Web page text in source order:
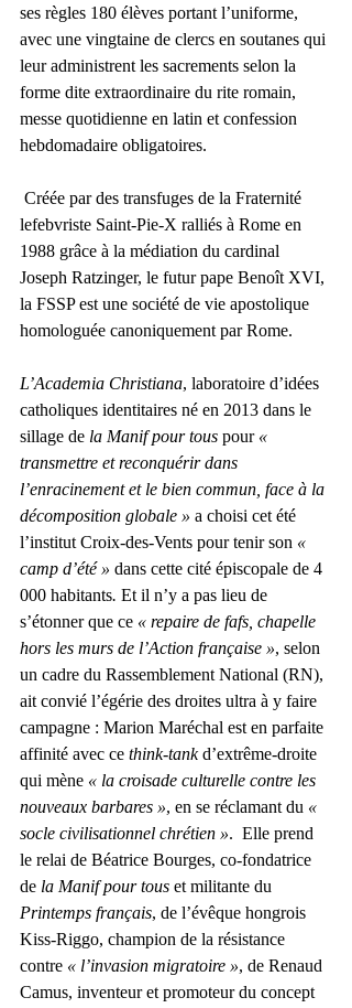
ses règles 180 élèves portant l’uniforme,
avec une vingtaine de clercs en soutanes qui
leur administrent les sacrements selon la
forme dite extraordinaire du rite romain,
messe quotidienne en latin et confession
hebdomadaire obligatoires.
lefebvriste Saint-Pie-X ralliés à Rome en
1988 grâce à la médiation du cardinal
Joseph Ratzinger, le futur pape Benoît XVI,
la FSSP est une société de vie apostolique
homologuée canoniquement par Rome.
L’Academia Christiana, laboratoire d’idées
catholiques identitaires né en 2013 dans le
sillage de la Manif pour tous pour «
transmettre et reconquérir dans
l’enracinement et le bien commun, face à la
décomposition globale » a choisi cet été
l’institut Croix-des-Vents pour tenir son «
camp d’été » dans cette cité épiscopale de 4
000 habitants. Et il n’y a pas lieu de
s’étonner que ce « repaire de fafs, chapelle
hors les murs de l’Action française », selon
un cadre du Rassemblement National (RN),
ait convié l’égérie des droites ultra à y faire
campagne : Marion Maréchal est en parfaite
affinité avec ce think-tank d’extrême-droite
qui mène « la croisade culturelle contre les
nouveaux barbares », en se réclamant du «
socle civilisationnel chrétien ».  Elle prend
le relai de Béatrice Bourges, co-fondatrice
de la Manif pour tous et militante du
Printemps français, de l’évêque hongrois
Kiss-Riggo, champion de la résistance
contre « l’invasion migratoire », de Renaud
Camus, inventeur et promoteur du concept